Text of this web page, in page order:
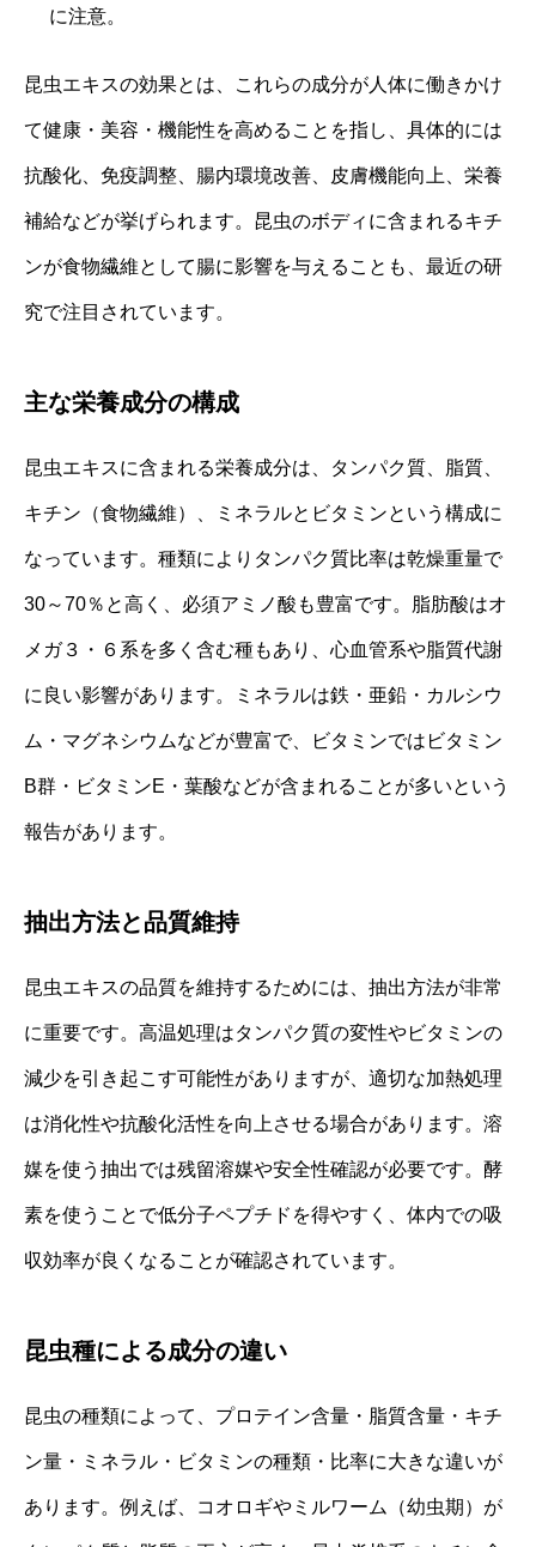
に注意。
昆虫エキスの効果とは、これらの成分が人体に働きかけ
て健康・美容・機能性を高めることを指し、具体的には
抗酸化、免疫調整、腸内環境改善、皮膚機能向上、栄養
補給などが挙げられます。昆虫のボディに含まれるキチ
ンが食物繊維として腸に影響を与えることも、最近の研
究で注目されています。
主な栄養成分の構成
昆虫エキスに含まれる栄養成分は、タンパク質、脂質、
キチン（食物繊維）、ミネラルとビタミンという構成に
なっています。種類によりタンパク質比率は乾燥重量で
30～70％と高く、必須アミノ酸も豊富です。脂肪酸はオ
メガ３・６系を多く含む種もあり、心血管系や脂質代謝
に良い影響があります。ミネラルは鉄・亜鉛・カルシウ
ム・マグネシウムなどが豊富で、ビタミンではビタミン
B群・ビタミンE・葉酸などが含まれることが多いという
報告があります。
抽出方法と品質維持
昆虫エキスの品質を維持するためには、抽出方法が非常
に重要です。高温処理はタンパク質の変性やビタミンの
減少を引き起こす可能性がありますが、適切な加熱処理
は消化性や抗酸化活性を向上させる場合があります。溶
媒を使う抽出では残留溶媒や安全性確認が必要です。酵
素を使うことで低分子ペプチドを得やすく、体内での吸
収効率が良くなることが確認されています。
昆虫種による成分の違い
昆虫の種類によって、プロテイン含量・脂質含量・キチ
ン量・ミネラル・ビタミンの種類・比率に大きな違いが
あります。例えば、コオロギやミルワーム（幼虫期）が